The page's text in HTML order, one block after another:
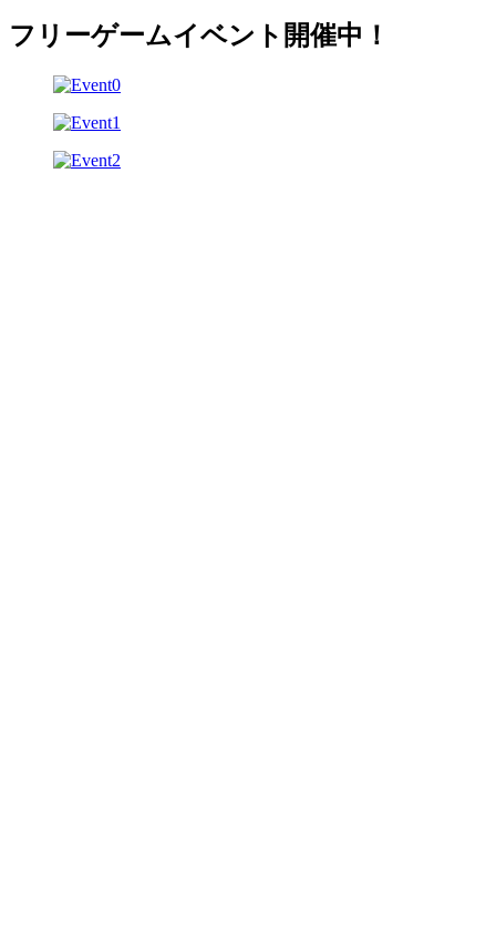
フリーゲームイベント開催中！